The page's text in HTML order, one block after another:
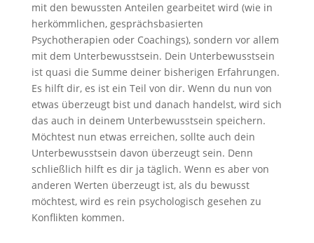
mit den bewussten Anteilen gearbeitet wird (wie in
herkömmlichen, gesprächsbasierten
Psychotherapien oder Coachings), sondern vor allem
mit dem Unterbewusstsein. Dein Unterbewusstsein
ist quasi die Summe deiner bisherigen Erfahrungen.
Es hilft dir, es ist ein Teil von dir. Wenn du nun von
etwas überzeugt bist und danach handelst, wird sich
das auch in deinem Unterbewusstsein speichern.
Möchtest nun etwas erreichen, sollte auch dein
Unterbewusstsein davon überzeugt sein. Denn
schließlich hilft es dir ja täglich. Wenn es aber von
anderen Werten überzeugt ist, als du bewusst
möchtest, wird es rein psychologisch gesehen zu
Konflikten kommen.